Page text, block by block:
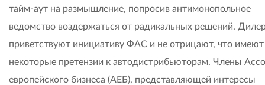
тайм-аут на размышление, попросив антимонопольное
ведомство воздержаться от радикальных решений.
приветствуют инициативу ФАС и не отрицают, что имеют
некоторые претензии к автодистрибьюторам. Члены
европейского бизнеса (АЕБ), представляющей интересы